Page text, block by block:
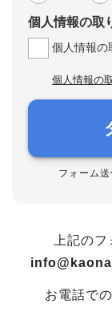
個人情報の取
個人情報の
個人情報の
フォーム送
上記のフ
お電話で